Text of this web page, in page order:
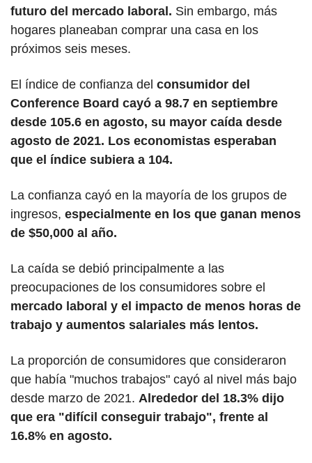
futuro del mercado laboral. Sin embargo, más
hogares planeaban comprar una casa en los
próximos seis meses.
El índice de confianza del consumidor del
Conference Board cayó a 98.7 en septiembre
desde 105.6 en agosto, su mayor caída desde
agosto de 2021. Los economistas esperaban
que el índice subiera a 104.
La confianza cayó en la mayoría de los grupos de
ingresos, especialmente en los que ganan menos
de $50,000 al año.
La caída se debió principalmente a las
mercado laboral y el impacto de menos horas de
trabajo y aumentos salariales más lentos.
La proporción de consumidores que consideraron
que había "muchos trabajos" cayó al nivel más bajo
desde marzo de 2021. Alrededor del 18.3% dijo
que era "difícil conseguir trabajo", frente al
16.8% en agosto.